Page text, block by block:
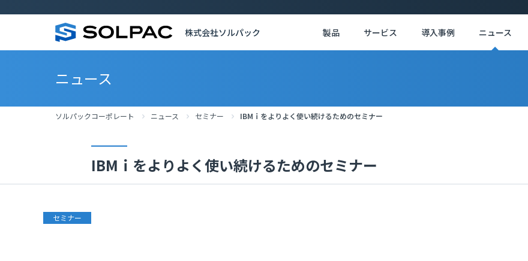
株式会社ソルパック 製品 サービス 導入事例 ニュース
ニュース
ソルパックコーポレート ニュース セミナー IBMｉをよりよく使い続けるためのセミナー
IBMｉをよりよく使い続けるためのセミナー
セミナー